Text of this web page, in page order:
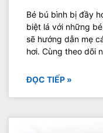
Bé bú bình bị đầy
biệt lá với những
sẽ hướng dẫn mẹ
hơi. Cùng theo dõi
ĐỌC TIẾP »